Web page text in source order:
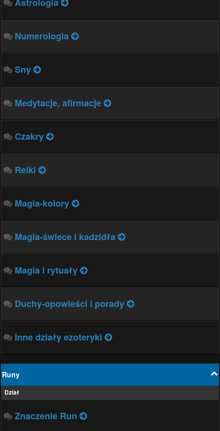
Numerologia
Sny
Medytacje, afirmacje
Czakry
Reiki
Magia-kolory
Magia-świece i kadzidła
Magia i rytuały
Duchy-opowieści i porady
Inne działy ezoteryki
Runy
Dział
Znaczenie Run